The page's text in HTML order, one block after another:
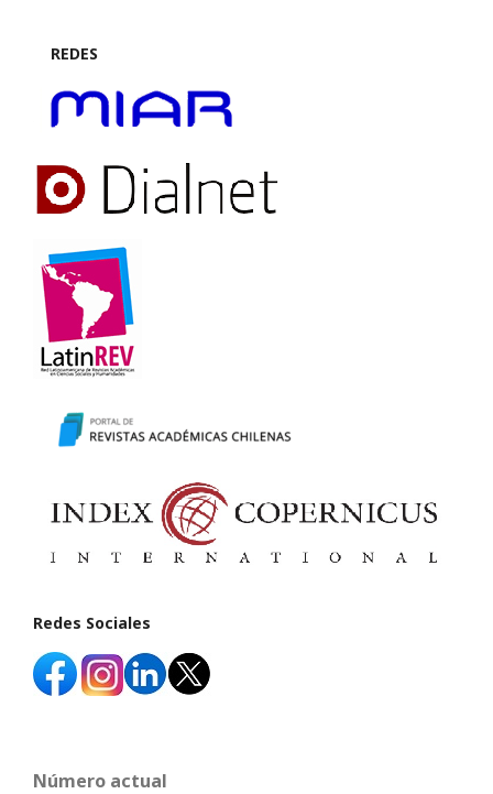
REDES
Redes Sociales
Número actual